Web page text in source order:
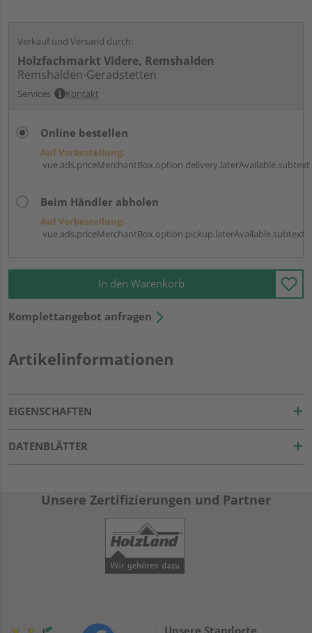
Verkauf und Versand durch:
Holzfachmarkt Videre, Remshalden
Remshalden-Geradstetten
Services Kontakt
Online bestellen
Auf Vorbestellung:
vue.ads.priceMerchantBox.option.delivery.laterAvailable.subtext
Beim Händler abholen
Auf Vorbestellung:
vue.ads.priceMerchantBox.option.pickup.laterAvailable.subtext
In den Warenkorb
Komplettangebot anfragen
Artikelinformationen
EIGENSCHAFTEN
DATENBLÄTTER
Unsere Zertifizierungen und Partner
Unsere Standorte